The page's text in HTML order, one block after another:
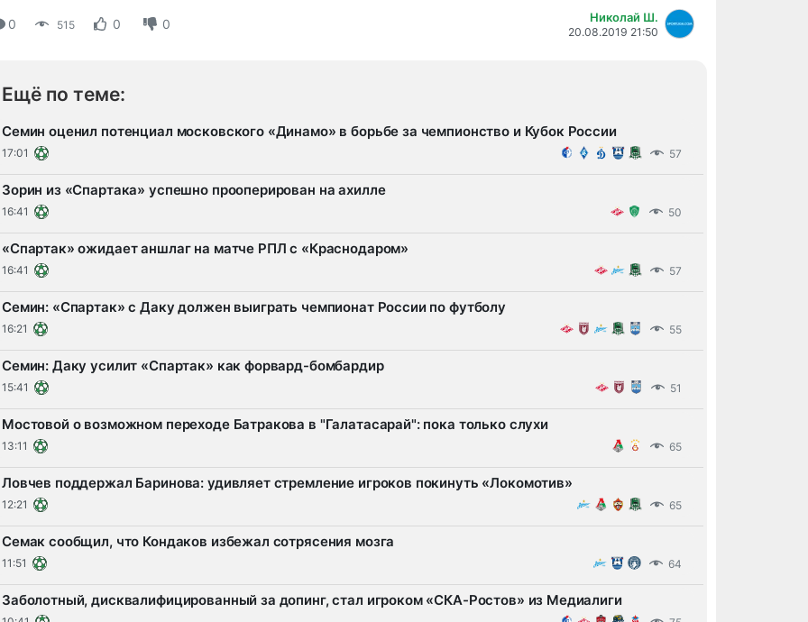
0 515 0 0 Николай Ш.
20.08.2019 21:50
Ещё по теме:
Семин оценил потенциал московского «Динамо» в борьбе за чемпионство и Кубок России
17:01 57
Зорин из «Спартака» успешно прооперирован на ахилле
16:41 50
«Спартак» ожидает аншлаг на матче РПЛ с «Краснодаром»
16:41 57
Семин: «Спартак» с Даку должен выиграть чемпионат России по футболу
16:21 55
Семин: Даку усилит «Спартак» как форвард-бомбардир
15:41 51
Мостовой о возможном переходе Батракова в "Галатасарай": пока только слухи
13:11 65
Ловчев поддержал Баринова: удивляет стремление игроков покинуть «Локомотив»
12:21 65
Семак сообщил, что Кондаков избежал сотрясения мозга
11:51 64
Заболотный, дисквалифицированный за допинг, стал игроком «СКА-Ростов» из Медиалиги